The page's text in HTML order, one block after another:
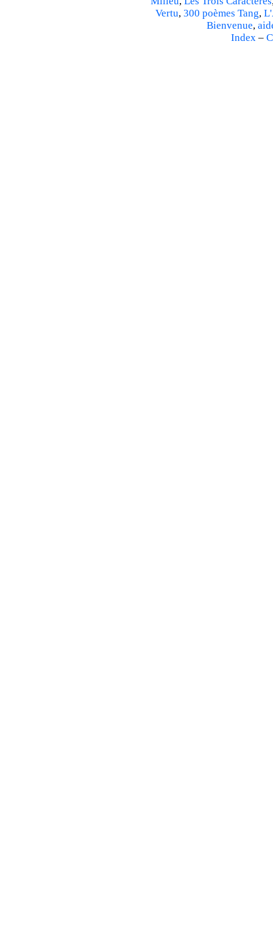
Vertu, 300 poèmes Tang,
Bienvenue,
Index –